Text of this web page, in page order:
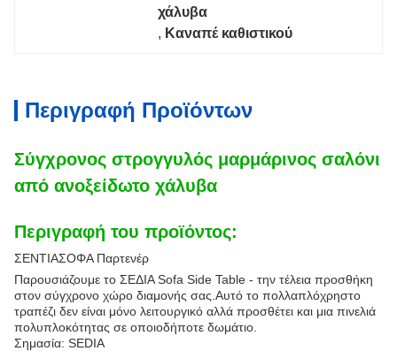
χάλυβα
, Καναπέ καθιστικού
Περιγραφή Προϊόντων
Σύγχρονος στρογγυλός μαρμάρινος σαλόνι
από ανοξείδωτο χάλυβα
Περιγραφή του προϊόντος:
ΣΕΝΤΙΑΣΟΦΑ Παρτενέρ
Παρουσιάζουμε το ΣΕΔΙΑ Sofa Side Table - την τέλεια προσθήκη
στον σύγχρονο χώρο διαμονής σας.Αυτό το πολλαπλόχρηστο
τραπέζι δεν είναι μόνο λειτουργικό αλλά προσθέτει και μια πινελιά
πολυπλοκότητας σε οποιοδήποτε δωμάτιο.
Σημασία: SEDIA